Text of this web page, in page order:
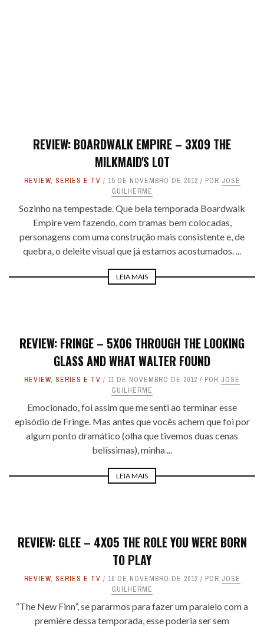
REVIEW: BOARDWALK EMPIRE – 3X09 THE
MILKMAID'S LOT
REVIEW, SÉRIES E TV 15 DE NOVEMBRO DE 2012 POR JOSÉ
GUILHERME
Sozinho na tempestade. Que bela temporada Boardwalk
Empire vem fazendo, com tramas bem colocadas,
personagens com uma construção mais consistente e, de
quebra, o deleite visual que já estamos acostumados. ...
LEIA MAIS
REVIEW: FRINGE – 5X06 THROUGH THE LOOKING
GLASS AND WHAT WALTER FOUND
REVIEW, SÉRIES E TV 11 DE NOVEMBRO DE 2012 POR JOSÉ
GUILHERME
Emocionado, foi assim que me senti ao terminar esse
episódio de Fringe. Mas antes que vocês achem que foi por
algum ponto dramático (olha que tivemos duas cenas
belíssimas), minha ...
LEIA MAIS
REVIEW: GLEE – 4X05 THE ROLE YOU WERE BORN
TO PLAY
REVIEW, SÉRIES E TV 10 DE NOVEMBRO DE 2012 POR JOSÉ
GUILHERME
“The New Finn”, se pararmos para fazer um paralelo com a
première dessa temporada, esse poderia ser sem